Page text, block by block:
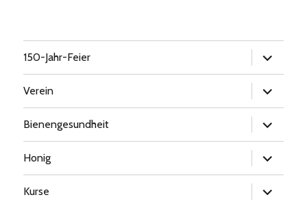
150-Jahr-Feier
öffnen
Verein
öffnen
Bienengesundheit
öffnen
Honig
öffnen
Kurse
öffnen